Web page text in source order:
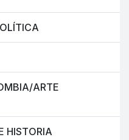
ARTE
HISTORIA